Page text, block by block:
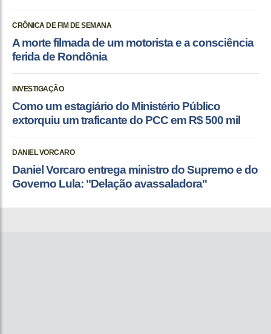
CRÔNICA DE FIM DE SEMANA
A morte filmada de um motorista e a consciência
ferida de Rondônia
INVESTIGAÇÃO
Como um estagiário do Ministério Público
extorquiu um traficante do PCC em R$ 500 mil
DANIEL VORCARO
Daniel Vorcaro entrega ministro do Supremo e do
Governo Lula: "Delação avassaladora"